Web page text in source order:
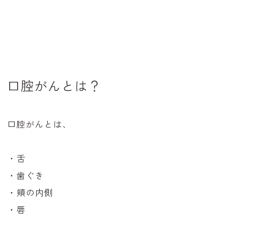
口腔がんとは？
口腔がんとは、
・舌
・歯ぐき
・頬の内側
・唇